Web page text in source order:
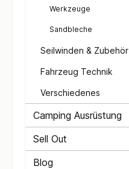
Werkzeuge
Sandbleche
Seilwinden & Zubehör
Fahrzeug Technik
Verschiedenes
Camping Ausrüstung
Sell Out
Blog